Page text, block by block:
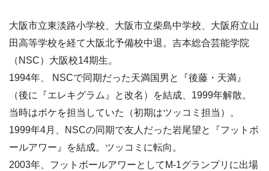
大阪市立東淡路小学校、大阪市立柴島中学校、大阪府立山
田高等学校を経て大阪北予備校中退。吉本総合芸能学院
（NSC）大阪校14期生。
1994年、 NSCで同期だった天満国男と『後藤・天満』
（後に『エレキグラム』と改名）を結成、1999年解散。
当時はボケを担当していた（初期はツッコミ担当）。
1999年4月、NSCの同期で友人だった岩尾望と『フットボ
ールアワー』を結成。ツッコミに転向。
2003年、フットボールアワーとしてM-1グランプリに出場